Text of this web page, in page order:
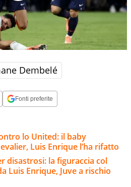
Dembelé
Fonti preferite
lo United: il baby
Luis Enrique l’ha rifatto
disastrosi: la figuraccia col
Luis Enrique, Juve a rischio